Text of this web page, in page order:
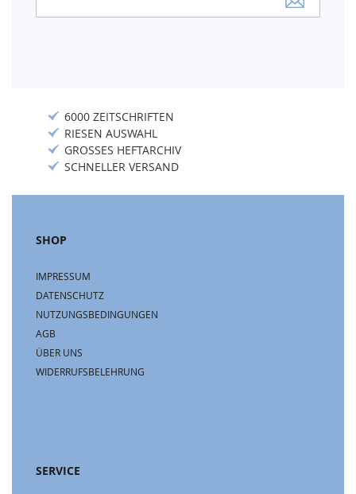
Newsletter:
6000 ZEITSCHRIFTEN
RIESEN AUSWAHL
GROSSES HEFTARCHIV
SCHNELLER VERSAND
SHOP
IMPRESSUM
DATENSCHUTZ
NUTZUNGSBEDINGUNGEN
AGB
ÜBER UNS
WIDERRUFSBELEHRUNG
SERVICE